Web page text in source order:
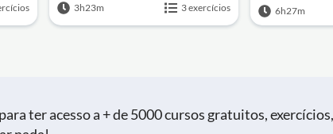
3h23m
3 exercícios 6h27m
ter acesso a + de 5000 cursos gratuitos,